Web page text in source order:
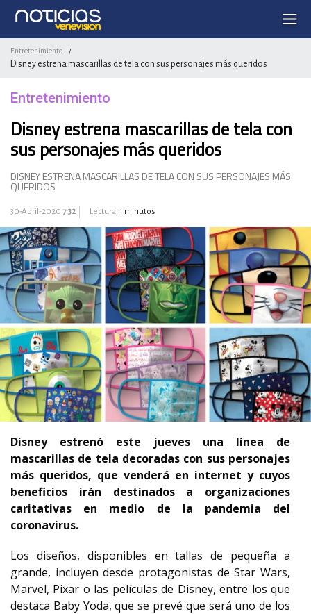
Entretenimiento /
Disney estrena mascarillas de tela con sus personajes más queridos
Entretenimiento
Disney estrena mascarillas de tela con
sus personajes más queridos
DISNEY ESTRENA MASCARILLAS DE TELA CON SUS PERSONAJES MÁS
QUERIDOS
30-Abril-2020 7:32 Lectura: 1 minutos
Disney estrenó este jueves una línea de
mascarillas de tela decoradas con sus personajes
más queridos, que venderá en internet y cuyos
beneficios irán destinados a organizaciones
caritativas en medio de la pandemia del
coronavirus.
Los diseños, disponibles en tallas de pequeña a
grande, incluyen desde protagonistas de Star Wars,
Marvel, Pixar o las películas de Disney, entre los que
destaca Baby Yoda, que se prevé que será uno de los